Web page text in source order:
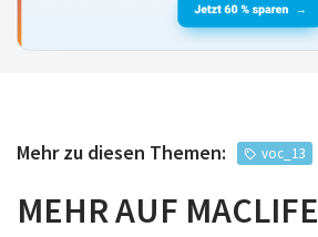
Mehr zu diesen Themen: voc_13
MEHR AUF MACLIFE